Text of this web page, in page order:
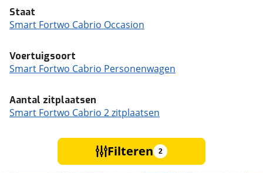
Staat
Smart Fortwo Cabrio Occasion
Voertuigsoort
Smart Fortwo Cabrio Personenwagen
Aantal zitplaatsen
Smart Fortwo Cabrio 2 zitplaatsen
Filteren 2